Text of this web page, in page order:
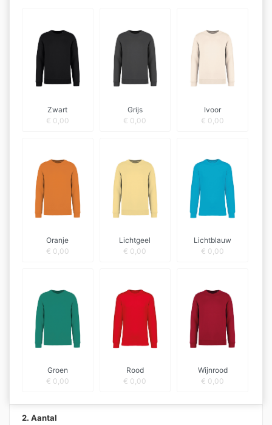
Zwart
€ 0,00
Grijs
€ 0,00
Ivoor
€ 0,00
Oranje
€ 0,00
Lichtgeel
€ 0,00
Lichtblauw
€ 0,00
Groen
€ 0,00
Rood
€ 0,00
Wijnrood
€ 0,00
2. Aantal